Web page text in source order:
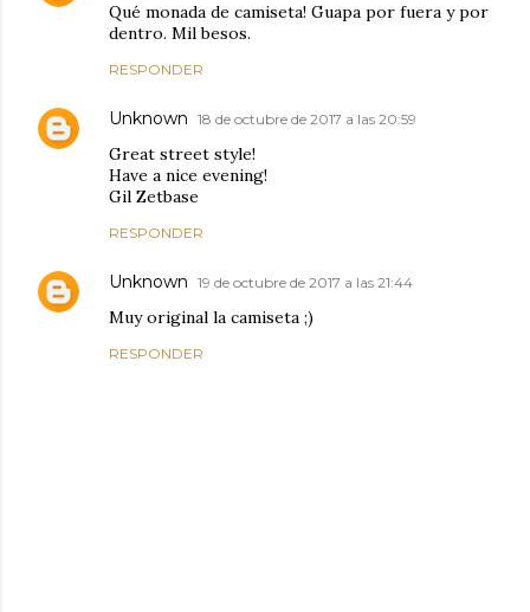
Qué monada de camiseta! Guapa por fuera y por
dentro. Mil besos.
RESPONDER
Unknown 18 de octubre de 2017 a las 20:59
Great street style!
Have a nice evening!
Gil Zetbase
RESPONDER
Unknown 19 de octubre de 2017 a las 21:44
Muy original la camiseta ;)
RESPONDER